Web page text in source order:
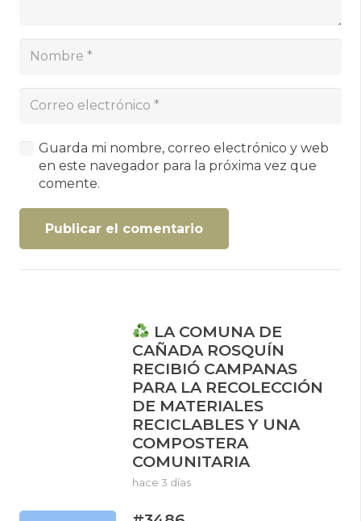
Guarda mi nombre, correo electrónico y web
en este navegador para la próxima vez que
comente.
Publicar el comentario
LA COMUNA DE
CAÑADA ROSQUÍN
RECIBIÓ CAMPANAS
PARA LA RECOLECCIÓN
DE MATERIALES
RECICLABLES Y UNA
COMPOSTERA
COMUNITARIA
hace 3 días